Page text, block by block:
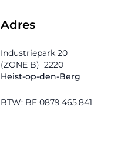
Adres
Industriepark 20
(ZONE B) 2220
Heist-op-den-Berg
BTW: BE 0879.465.841